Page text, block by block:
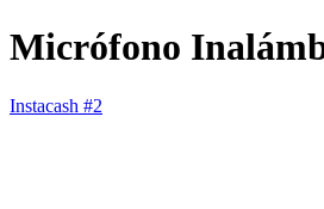
Micrófono
Instacash #2